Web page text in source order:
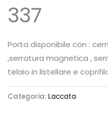
337
Porta disponibile con :
,serratura magnetica ,
telaio in listellare e
Categoria: Laccata